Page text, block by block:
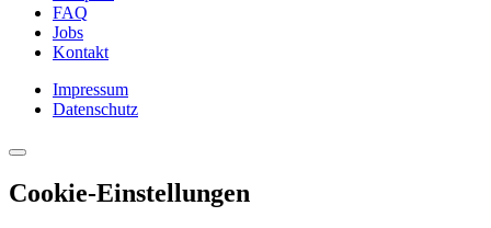
FAQ
Jobs
Kontakt
Impressum
Datenschutz
Cookie-Einstellungen